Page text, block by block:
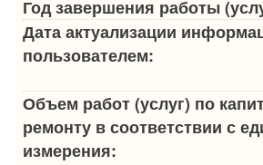
Год завершения работы
Дата актуализации
пользователем:
Объем работ (услуг) по
ремонту в соответствии с
измерения: